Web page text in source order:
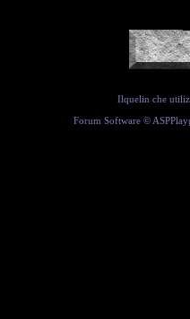
Ilquelin che
Forum Software ©